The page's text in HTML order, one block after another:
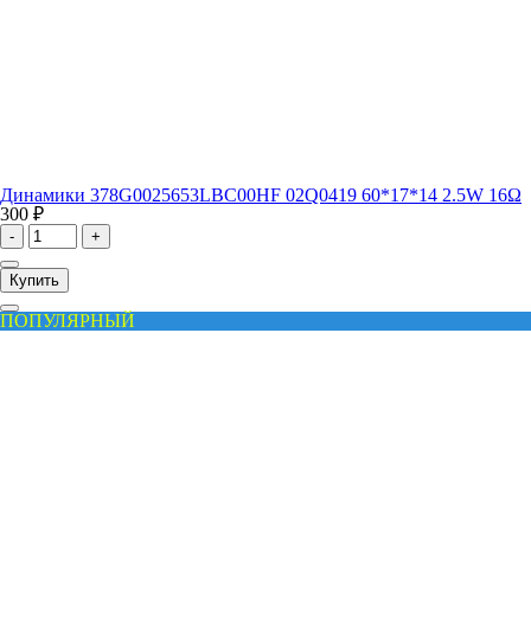
Динамики 378G0025653LBC00HF 02Q0419 60*17*14 2.5W 16Ω
300 ₽
- +
Купить
ПОПУЛЯРНЫЙ